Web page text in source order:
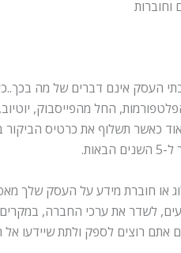
העסק אינם דברים של מה
החל מהפייסבוק, יוטיוב,
כאשר תשלוף את כרטיס
או חוברת מידע על העסק שלך
לשדר את ערכי החברה,
אתם רוצים לספק ולתת שיידעו